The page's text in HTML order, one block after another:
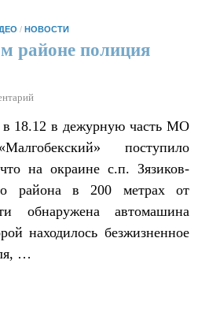
/ НОВОСТИ
районе полиция
в 18.12 в дежурную часть МО
поступило
на окраине с.п. Зязиков-
района в 200 метрах от
обнаружена автомашина
находилось безжизненное
…